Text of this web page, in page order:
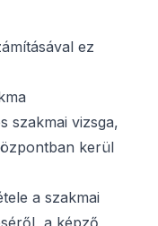
ez
szakmai vizsga,
kerül
a szakmai
a képző